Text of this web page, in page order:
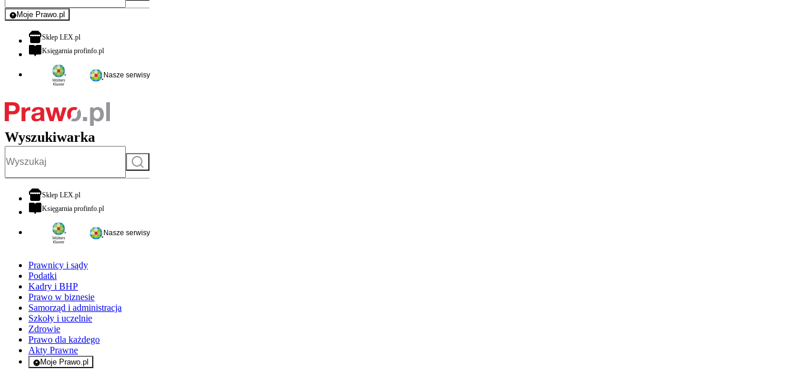
Moje Prawo.pl
- rejestracja i logowanie do serwisu
Sklep LEX.plotwiera się w nowej karcie
Księgarnia profinfo.plotwiera się w nowej karcie
Nasze serwisy
Wyszukiwarka
Szukaj
Sklep LEX.plotwiera się w nowej karcie
Księgarnia profinfo.plotwiera się w nowej karcie
Nasze serwisy
Prawnicy i sądy
Podatki
Kadry i BHP
Prawo w biznesie
Samorząd i administracja
Szkoły i uczelnie
Zdrowie
Prawo dla każdego
Akty Prawne
Moje Prawo.pl
- rejestracja i logowanie do serwisu